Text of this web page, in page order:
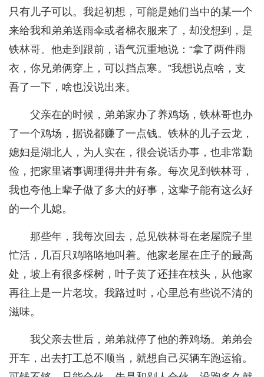
只有儿子可以。我起初想，可能是她们当中的某一个
来给我和弟弟送雨伞或者棉衣服来了，却没想到，是
铁林哥。他走到跟前，语气沉重地说：“拿了两件雨
衣，你兄弟俩穿上，可以挡点寒。”我想说点啥，支
吾了一下，啥也没说出来。
父亲在的时候，弟弟家办了养鸡场，铁林哥也办
了一个鸡场，据说都赚了一点钱。铁林的儿子云龙，
媳妇是湖北人，为人实在，很会说话办事，也非常勤
俭，把家里诸事调理得井井有条。每次见到铁林哥，
我也夸他上辈子做了多大的好事，这辈子能有这么好
的一个儿媳。
那些年，我每次回去，总见铁林哥在老屋院子里
忙活，几百只鸡咯咯地叫着。他家老屋在庄子的最高
处，坡上有很多棌树，叶子黄了还挂在枝头，从他家
再往上是一片老坟。我路过时，心里总有些说不清的
滋味。
我父亲去世后，弟弟就停了他的养鸡场。弟弟会
开车，出去打工总不顺当，就想自己买辆车跑运输。